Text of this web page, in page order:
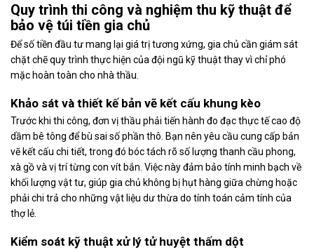
Quy trình thi công và nghiệm thu kỹ thuật để
bảo vệ túi tiền gia chủ
Để số tiền đầu tư mang lại giá trị tương xứng, gia chủ cần giám sát
chặt chẽ quy trình thực hiện của đội ngũ kỹ thuật thay vì chỉ phó
mặc hoàn toàn cho nhà thầu.
Khảo sát và thiết kế bản vẽ kết cấu khung kèo
Trước khi thi công, đơn vị thầu phải tiến hành đo đạc thực tế cao độ
dầm bê tông để bù sai số phần thô. Bạn nên yêu cầu cung cấp bản
vẽ kết cấu chi tiết, trong đó bóc tách rõ số lượng thanh cầu phong,
xà gồ và vị trí từng con vít bắn. Việc này đảm bảo tính minh bạch về
khối lượng vật tư, giúp gia chủ không bị hụt hàng giữa chừng hoặc
phải chi trả cho những vật liệu dư thừa do tính toán cảm tính của
thợ lẻ.
Kiểm soát kỹ thuật xử lý tử huyệt thấm dột